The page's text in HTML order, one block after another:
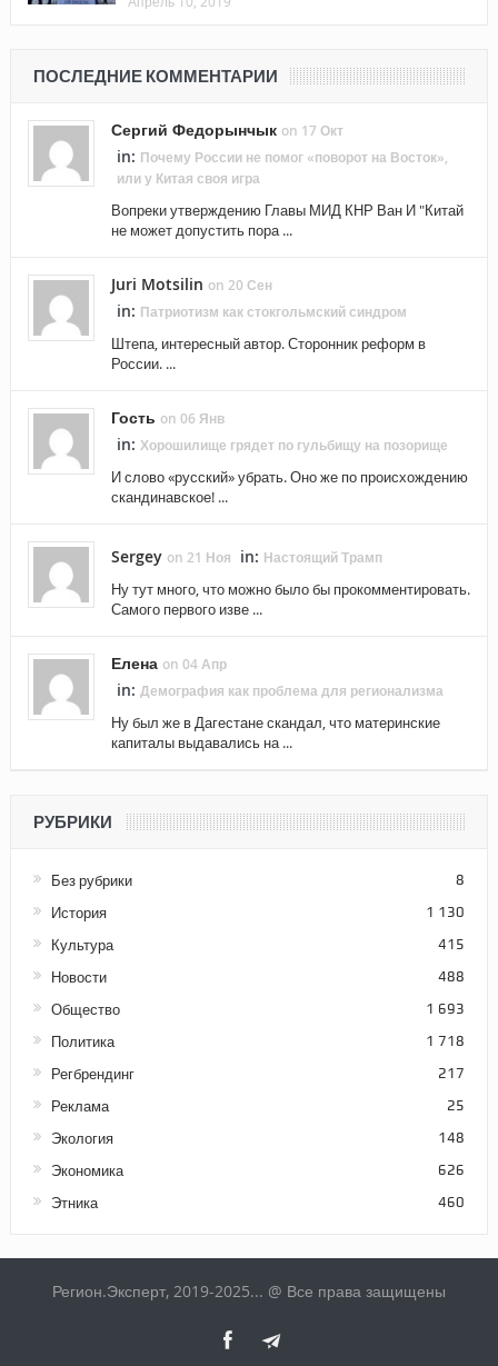
ПОСЛЕДНИЕ КОММЕНТАРИИ
Сергий Федорынчык on 17 Окт
in: Почему России не помог «поворот на Восток»,
или у Китая своя игра
Вопреки утверждению Главы МИД КНР Ван И "Китай
не может допустить пора ...
Juri Motsilin on 20 Сен
in: Патриотизм как стокгольмский синдром
Штепа, интересный автор. Сторонник реформ в
России. ...
Гость on 06 Янв
in: Хорошилище грядет по гульбищу на позорище
И слово «русский» убрать. Оно же по происхождению
скандинавское! ...
Sergey on 21 Ноя in: Настоящий Трамп
Ну тут много, что можно было бы прокомментировать.
Самого первого изве ...
Елена on 04 Апр
in: Демография как проблема для регионализма
Ну был же в Дагестане скандал, что материнские
капиталы выдавались на ...
РУБРИКИ
Без рубрики 8
История 1 130
Культура 415
Новости 488
Общество 1 693
Политика 1 718
Регбрендинг 217
Реклама 25
Экология 148
Экономика 626
Этника 460
Регион.Эксперт, 2019-2025... @ Все права защищены